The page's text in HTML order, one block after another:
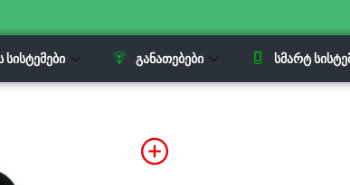
ᲡᲘᲡᲢᲔᲛᲔᲑᲘ ᲒᲐᲜᲐᲗᲔᲑᲔᲑᲘ ᲡᲛᲐᲠᲢ